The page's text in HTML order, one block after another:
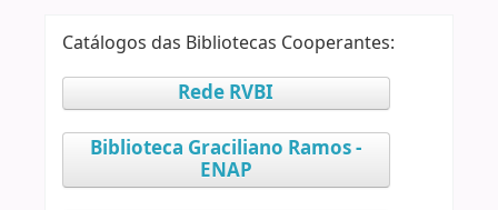
Catálogos das Bibliotecas Cooperantes:
Rede RVBI
Biblioteca Graciliano Ramos -
ENAP